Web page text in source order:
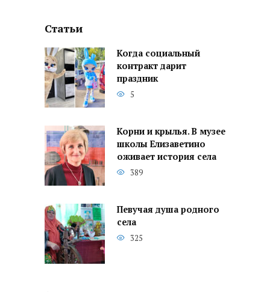
Статьи
Когда социальный
контракт дарит
праздник
5
Корни и крылья. В музее
школы Елизаветино
оживает история села
389
Певучая душа родного
села
325